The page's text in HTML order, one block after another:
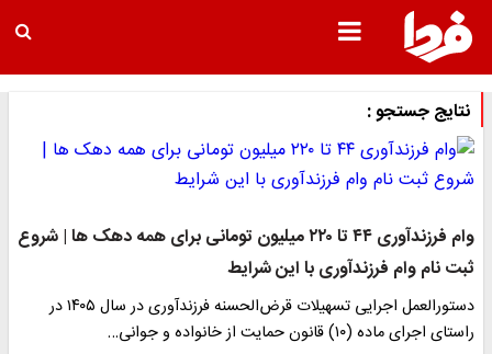
نتایج جستجو :
وام فرزندآوری ۴۴ تا ۲۲۰ میلیون تومانی برای همه دهک ها | شروع
ثبت نام وام فرزندآوری با این شرایط
دستورالعمل اجرایی تسهیلات قرض‌الحسنه فرزندآوری در سال ۱۴۰۵ در
راستای اجرای ماده (۱۰) قانون حمایت از خانواده و جوانی…